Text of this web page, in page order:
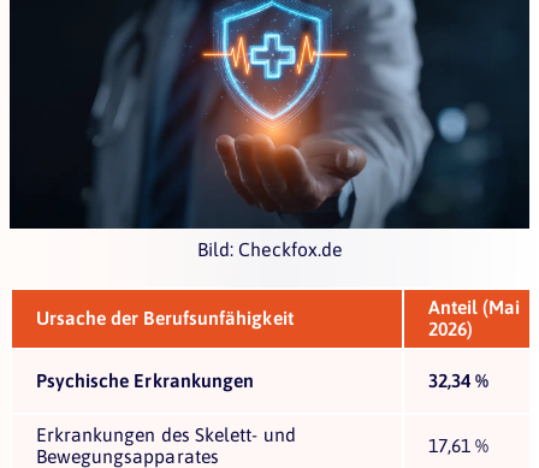
Bild: Checkfox.de
Ursache der Berufsunfähigkeit
Anteil (Mai
2026)
Psychische Erkrankungen 32,34 %
Erkrankungen des Skelett- und
Bewegungsapparates
17,61 %